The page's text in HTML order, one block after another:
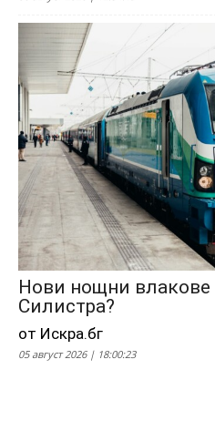
Нови нощни влакове
Силистра?
от Искра.бг
05 август 2026 | 18:00:23